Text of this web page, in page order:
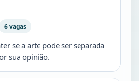
6 vagas
se a arte pode ser separada
sua opinião.